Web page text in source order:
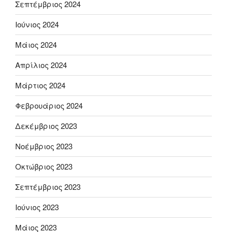
Σεπτέμβριος 2024
Ιούνιος 2024
Μάιος 2024
Απρίλιος 2024
Μάρτιος 2024
Φεβρουάριος 2024
Δεκέμβριος 2023
Νοέμβριος 2023
Οκτώβριος 2023
Σεπτέμβριος 2023
Ιούνιος 2023
Μάιος 2023